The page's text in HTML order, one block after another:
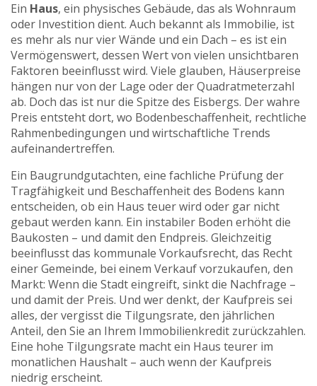
Ein Haus, ein physisches Gebäude, das als Wohnraum
oder Investition dient. Auch bekannt als Immobilie, ist
es mehr als nur vier Wände und ein Dach – es ist ein
Vermögenswert, dessen Wert von vielen unsichtbaren
Faktoren beeinflusst wird. Viele glauben, Häuserpreise
hängen nur von der Lage oder der Quadratmeterzahl
ab. Doch das ist nur die Spitze des Eisbergs. Der wahre
Preis entsteht dort, wo Bodenbeschaffenheit, rechtliche
Rahmenbedingungen und wirtschaftliche Trends
aufeinandertreffen.
Ein Baugrundgutachten, eine fachliche Prüfung der
Tragfähigkeit und Beschaffenheit des Bodens kann
entscheiden, ob ein Haus teuer wird oder gar nicht
gebaut werden kann. Ein instabiler Boden erhöht die
Baukosten – und damit den Endpreis. Gleichzeitig
beeinflusst das kommunale Vorkaufsrecht, das Recht
einer Gemeinde, bei einem Verkauf vorzukaufen, den
Markt: Wenn die Stadt eingreift, sinkt die Nachfrage –
und damit der Preis. Und wer denkt, der Kaufpreis sei
alles, der vergisst die Tilgungsrate, den jährlichen
Anteil, den Sie an Ihrem Immobilienkredit zurückzahlen.
Eine hohe Tilgungsrate macht ein Haus teurer im
monatlichen Haushalt – auch wenn der Kaufpreis
niedrig erscheint.